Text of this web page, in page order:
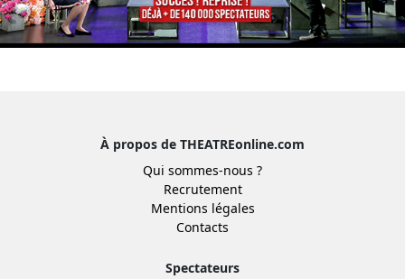
À propos de THEATREonline.com
Qui sommes-nous ?
Recrutement
Mentions légales
Contacts
Spectateurs